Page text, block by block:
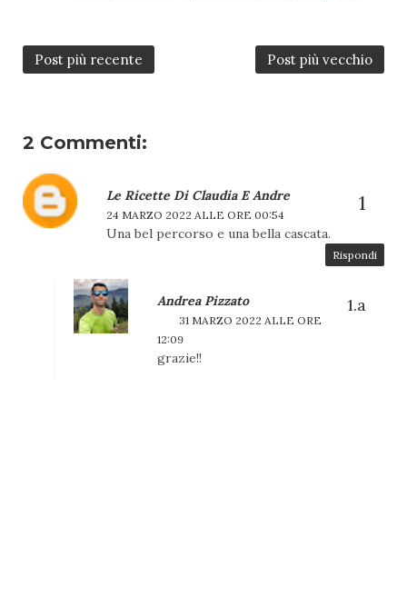
Post più recente Post più vecchio
2 Commenti:
Le Ricette Di Claudia E Andre
24 MARZO 2022 ALLE ORE 00:54
Una bel percorso e una bella cascata.
Rispondi
Andrea Pizzato
31 MARZO 2022 ALLE ORE
12:09
grazie!!